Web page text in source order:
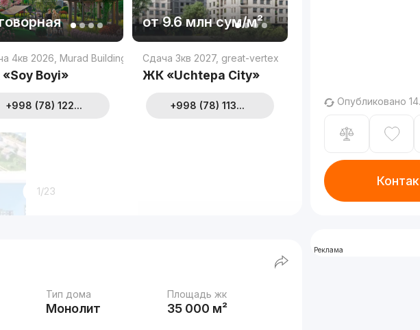
4кв 2026 Murad Buildings
Boyi»
+998 (78) 122...
от9.6 млн сум/м²
Сдача 3кв 2027, great-vertex
ЖК «Uchtepa City»
+998 (78) 113...
1/23
Тип дома
Монолит
Площадь жк
35 000 м²
Опубликовано
Реклама